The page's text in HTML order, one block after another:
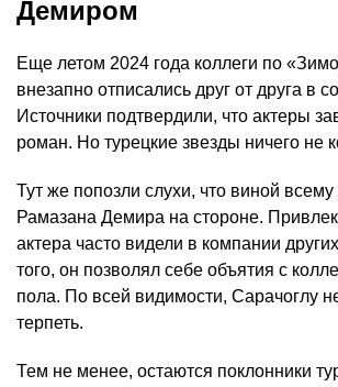
Демиром
Еще летом 2024 года коллеги по
внезапно отписались друг от друга в
Источники подтвердили, что актеры
роман. Но турецкие звезды ничего не
Тут же попозли слухи, что виной
Рамазана Демира на стороне.
актера часто видели в компании
того, он позволял себе объятия с
пола. По всей видимости, Сарачоглу
терпеть.
Тем не менее, остаются поклонники